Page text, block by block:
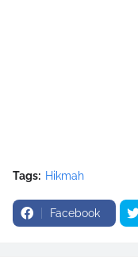
Tags: Hikmah
Facebook